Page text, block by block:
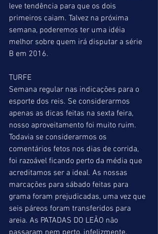
leve tendência para que os dois
primeiros caiam. Talvez na próxima
semana, poderemos ter uma idéia
melhor sobre quem irá disputar a série
B em 2016.
TURFE
Semana regular nas indicações para o
esporte dos reis. Se considerarmos
apenas as dicas feitas na sexta feira,
nosso aproveitamento foi muito ruim.
Todavia se considerarmos os
comentários fetos nos dias de corrida,
foi razoável ficando perto da média que
acreditamos ser a ideal. As nossas
marcações para sábado feitas para
grama foram prejudicadas, uma vez que
seis páreos foram transferidos para
areia. As PATADAS DO LEÃO não